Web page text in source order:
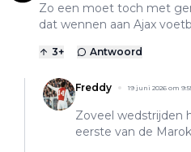
Zo een moet toch met
dat wennen aan Ajax
3+ Antwoord
Freddy 19 juni 2026 om
Zoveel wedstrijden
eerste van de